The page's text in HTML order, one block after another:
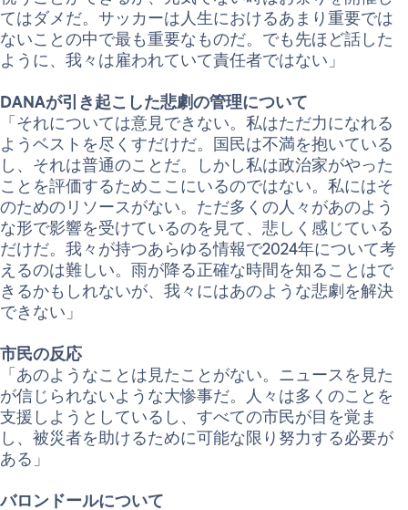
てはダメだ。サッカーは人生におけるあまり重要では
ないことの中で最も重要なものだ。でも先ほど話した
ように、我々は雇われていて責任者ではない」
DANAが引き起こした悲劇の管理について
「それについては意見できない。私はただ力になれる
ようベストを尽くすだけだ。国民は不満を抱いている
し、それは普通のことだ。しかし私は政治家がやった
ことを評価するためここにいるのではない。私にはそ
のためのリソースがない。ただ多くの人々があのよう
な形で影響を受けているのを見て、悲しく感じている
だけだ。我々が持つあらゆる情報で2024年について考
えるのは難しい。雨が降る正確な時間を知ることはで
きるかもしれないが、我々にはあのような悲劇を解決
できない」
市民の反応
「あのようなことは見たことがない。ニュースを見た
が信じられないような大惨事だ。人々は多くのことを
支援しようとしているし、すべての市民が目を覚ま
し、被災者を助けるために可能な限り努力する必要が
ある」
バロンドールについて